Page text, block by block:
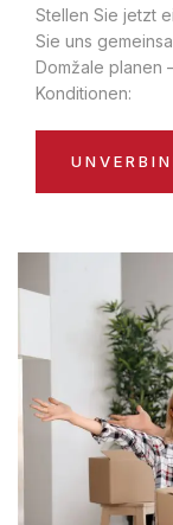
Stellen Sie jetzt
Sie uns
Domžale planen
Konditionen: